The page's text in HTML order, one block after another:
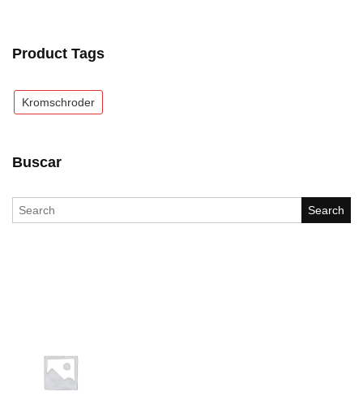
Product Tags
Kromschroder
Buscar